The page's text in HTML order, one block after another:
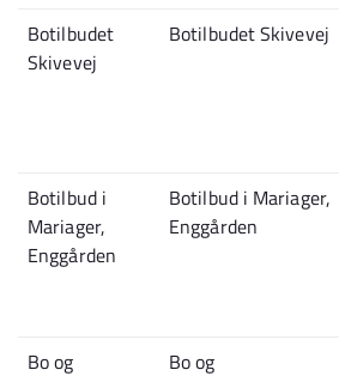
Botilbudet
Skivevej
Botilbudet Skivevej
Botilbud i
Mariager,
Enggården
Botilbud i Mariager,
Enggården
Bo og
Bo og